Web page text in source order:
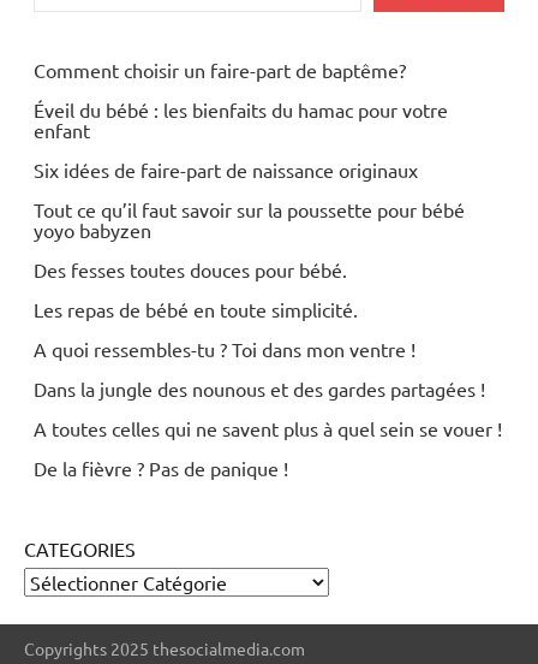
Comment choisir un faire-part de baptême?
Éveil du bébé : les bienfaits du hamac pour votre
enfant
Six idées de faire-part de naissance originaux
Tout ce qu’il faut savoir sur la poussette pour bébé
yoyo babyzen
Des fesses toutes douces pour bébé.
Les repas de bébé en toute simplicité.
A quoi ressembles-tu ? Toi dans mon ventre !
Dans la jungle des nounous et des gardes partagées !
A toutes celles qui ne savent plus à quel sein se vouer !
De la fièvre ? Pas de panique !
CATEGORIES
Copyrights 2025 thesocialmedia.com